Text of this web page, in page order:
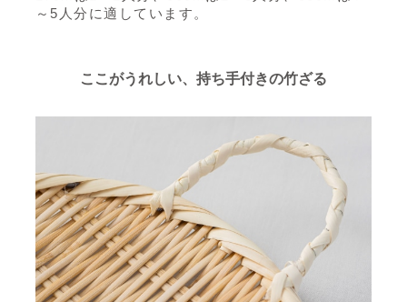
～5人分に適しています。
ここがうれしい、持ち手付きの竹ざる